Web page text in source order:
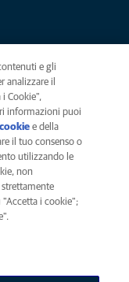
e gli
analizzare il
i Cookie",
informazioni puoi
(opens in a new
tab)
e della
tab)
il tuo consenso o
utilizzando le
non
"Accetta i cookie";